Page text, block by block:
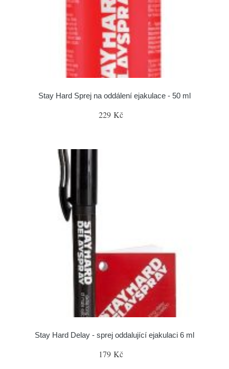
Stay Hard Sprej na oddálení ejakulace - 50 ml
229 Kč
Stay Hard Delay - sprej oddalující ejakulaci 6 ml
179 Kč